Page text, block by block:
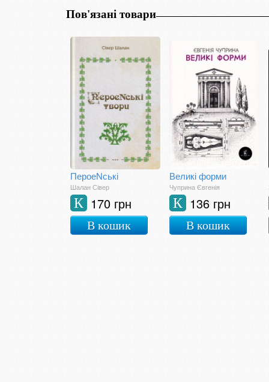
Пов'язані товари
ПероеNські
Шалан Сівер
170 грн
К
В кошик
Великі форми
Чуприна Євгенія
136 грн
К
В кошик